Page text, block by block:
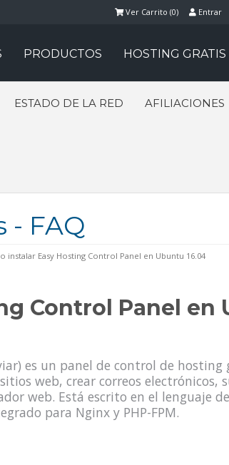
Entrar
Ver Carrito (0)
PRODUCTOS HOSTING GRATIS
ESTADO DE LA RED AFILIACIONES
- FAQ
instalar Easy Hosting Control Panel en Ubuntu 16.04
Control Panel en
es un panel de control de
web, crear correos electrónicos,
web. Está escrito en el lenguaje de
para Nginx y PHP-FPM.